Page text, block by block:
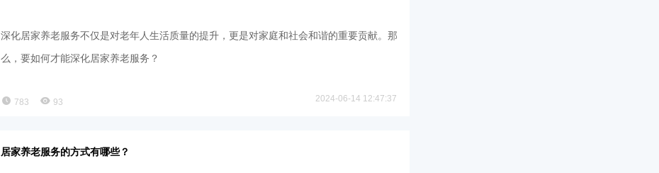
深化居家养老服务不仅是对老年人生活质量的提升，更是对家庭和社会和谐的重要贡献。那
么，要如何才能深化居家养老服务？
783 93 2024-06-14 12:47:37
居家养老服务的方式有哪些？